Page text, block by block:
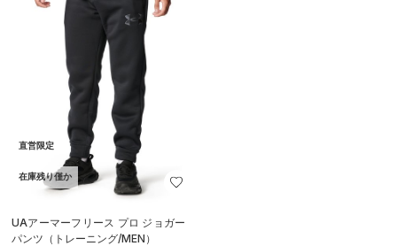
直営限定
在庫残り僅か
UAアーマーフリース プロ ジョガー
パンツ（トレーニング/MEN）